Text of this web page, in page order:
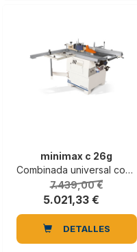
minimax c 26g
Combinada universal con Xylent eje cepillo
7.439,00 €
5.021,33 €
DETALLES